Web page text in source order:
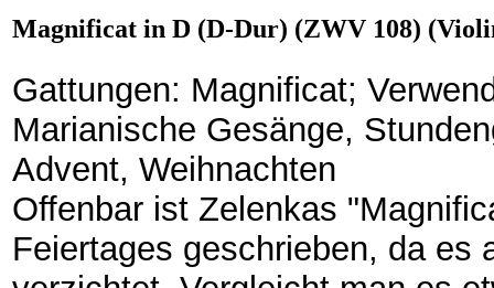
Magnificat in D (D-Dur) (ZWV 108)
Gattungen: Magnificat;
Marianische Gesänge,
Advent, Weihnachten
Offenbar ist Zelenkas
Feiertages geschrieben, da es